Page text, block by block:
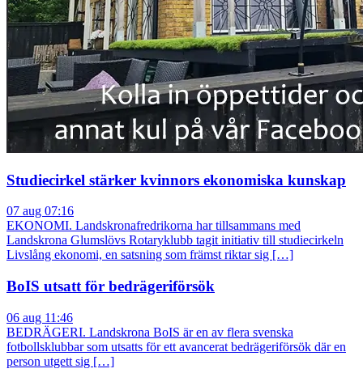
Studiecirkel stärker kvinnors ekonomiska kunskap
07 aug 07:16
EKONOMI. Landskronafredrikorna har tillsammans med
Landskrona Glumslövs Rotaryklubb tagit initiativ till studiecirkeln
Livslång ekonomi, en satsning som främst riktar sig […]
BoIS utsatt för bedrägeriförsök
06 aug 11:46
BEDRÄGERI. Landskrona BoIS är en av flera svenska
fotbollsklubbar som utsatts för ett avancerat bedrägeriförsök där en
person utgett sig […]